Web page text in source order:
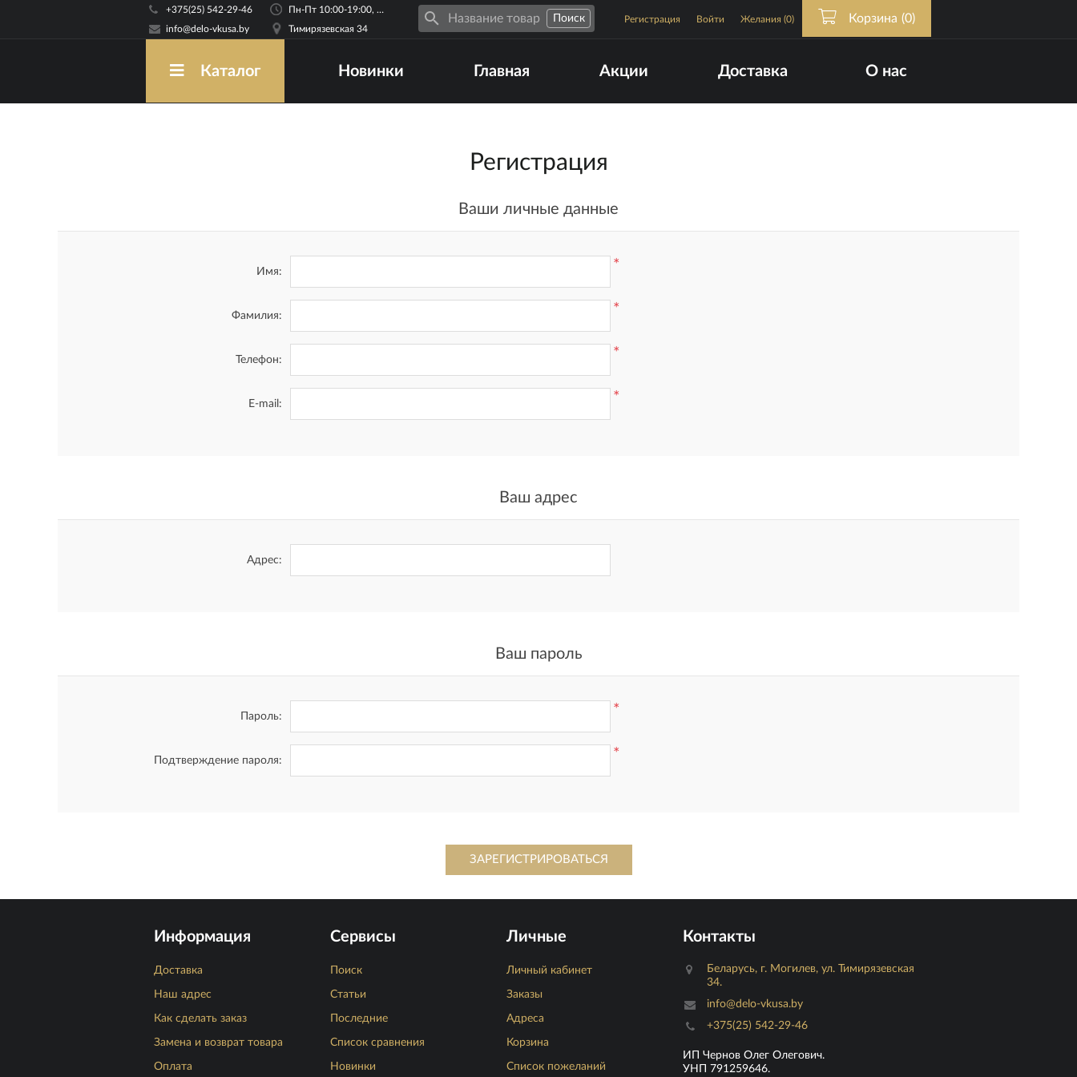
+375(25) 542-29-46
info@delo-vkusa.by
Пн-Пт 10:00-19:00, Сб-Вс 10:00-17:00
Тимирязевская 34
Регистрация Войти Желания (0) Корзина (0)
Каталог Новинки Главная Акции Доставка О нас
Регистрация
Ваши личные данные
Имя: *
Фамилия: *
Телефон: *
E-mail: *
Ваш адрес
Адрес:
Ваш пароль
Пароль: *
Подтверждение пароля: *
Информация
Доставка
Наш адрес
Как сделать заказ
Замена и возврат товара
Оплата
Сервисы
Поиск
Статьи
Последние
Список сравнения
Новинки
Личные
Личный кабинет
Заказы
Адреса
Корзина
Список пожеланий
Контакты
Беларусь, г. Могилев, ул. Тимирязевская
34.
info@delo-vkusa.by
+375(25) 542-29-46
ИП Чернов Олег Олегович.
УНП 791259646.